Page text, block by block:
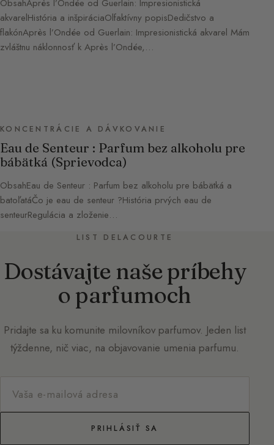
ObsahAprès l’Ondée od Guerlain: Impresionistická
akvarelHistória a inšpiráciaOlfaktívny popisDedičstvo a
flakónAprès l’Ondée od Guerlain: Impresionistická akvarel Mám
zvláštnu náklonnosť k Après l’Ondée,…
KONCENTRÁCIE A DÁVKOVANIE
Eau de Senteur : Parfum bez alkoholu pre
bábätká (Sprievodca)
ObsahEau de Senteur : Parfum bez alkoholu pre bábätká a
batoľatáČo je eau de senteur ?História prvých eau de
senteurRegulácia a zloženie…
LIST DELACOURTE
Dostávajte naše príbehy
o parfumoch
Pridajte sa ku komunite milovníkov parfumov. Jeden list
týždenne, nič viac, na objavovanie umenia parfumu.
PRIHLÁSIŤ SA